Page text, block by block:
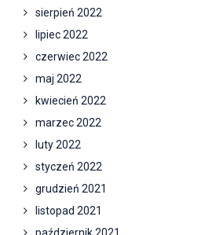
sierpień 2022
lipiec 2022
czerwiec 2022
maj 2022
kwiecień 2022
marzec 2022
luty 2022
styczeń 2022
grudzień 2021
listopad 2021
październik 2021